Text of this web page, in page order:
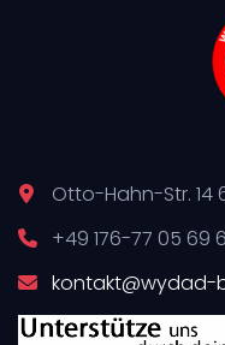
Otto-Hahn-Str. 14
+49 176-77 05 69
kontakt@wydad-